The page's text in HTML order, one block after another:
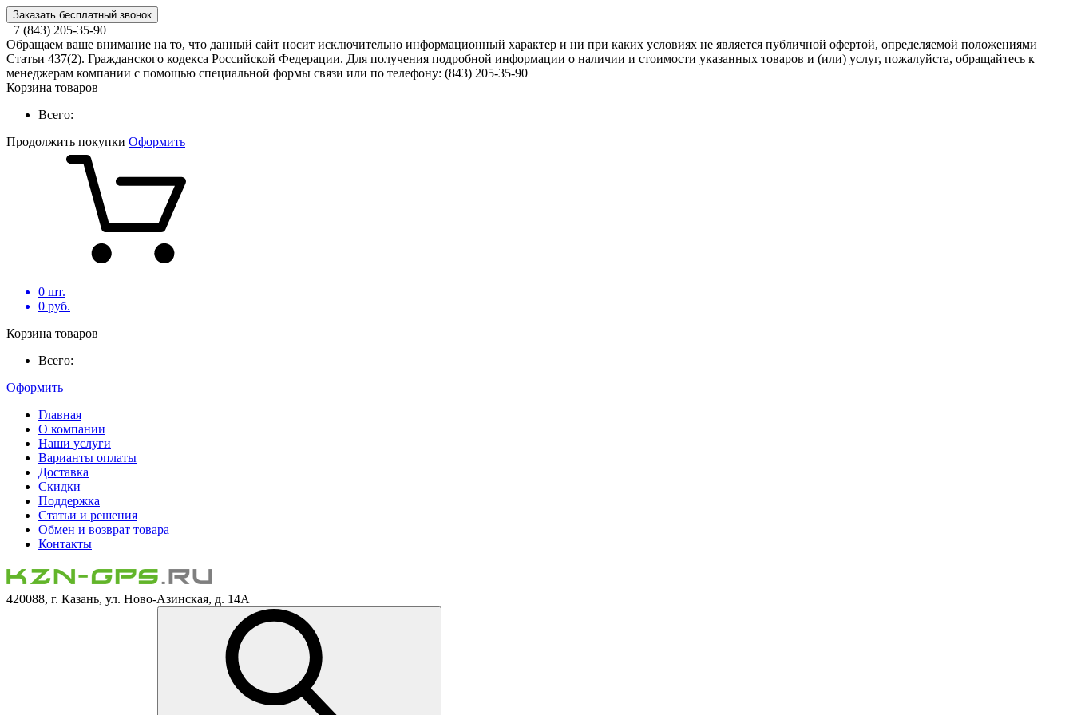
Заказать бесплатный звонок
+7 (843) 205-35-90
Обращаем ваше внимание на то, что данный сайт носит исключительно информационный характер и ни при каких условиях не является публичной офертой, определяемой положениями
Статьи 437(2). Гражданского кодекса Российской Федерации. Для получения подробной информации о наличии и стоимости указанных товаров и (или) услуг, пожалуйста, обращайтесь к
менеджерам компании с помощью специальной формы связи или по телефону: (843) 205-35-90
Корзина товаров
Всего:
Продолжить покупки Оформить
0 шт.
0 руб.
Корзина товаров
Всего:
Оформить
Главная
О компании
Наши услуги
Варианты оплаты
Доставка
Скидки
Поддержка
Статьи и решения
Обмен и возврат товара
Контакты
420088, г. Казань, ул. Ново-Азинская, д. 14А